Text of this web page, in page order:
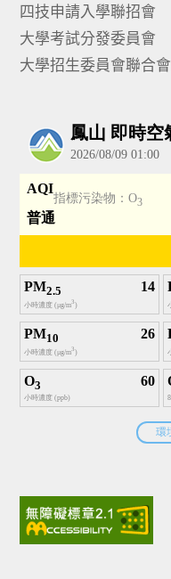
四技申請入學聯招會
大學考試分發委員會
大學招生委員會聯合會